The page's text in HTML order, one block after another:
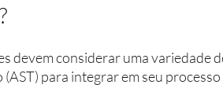
devem considerar uma variedade
para integrar em seu processo